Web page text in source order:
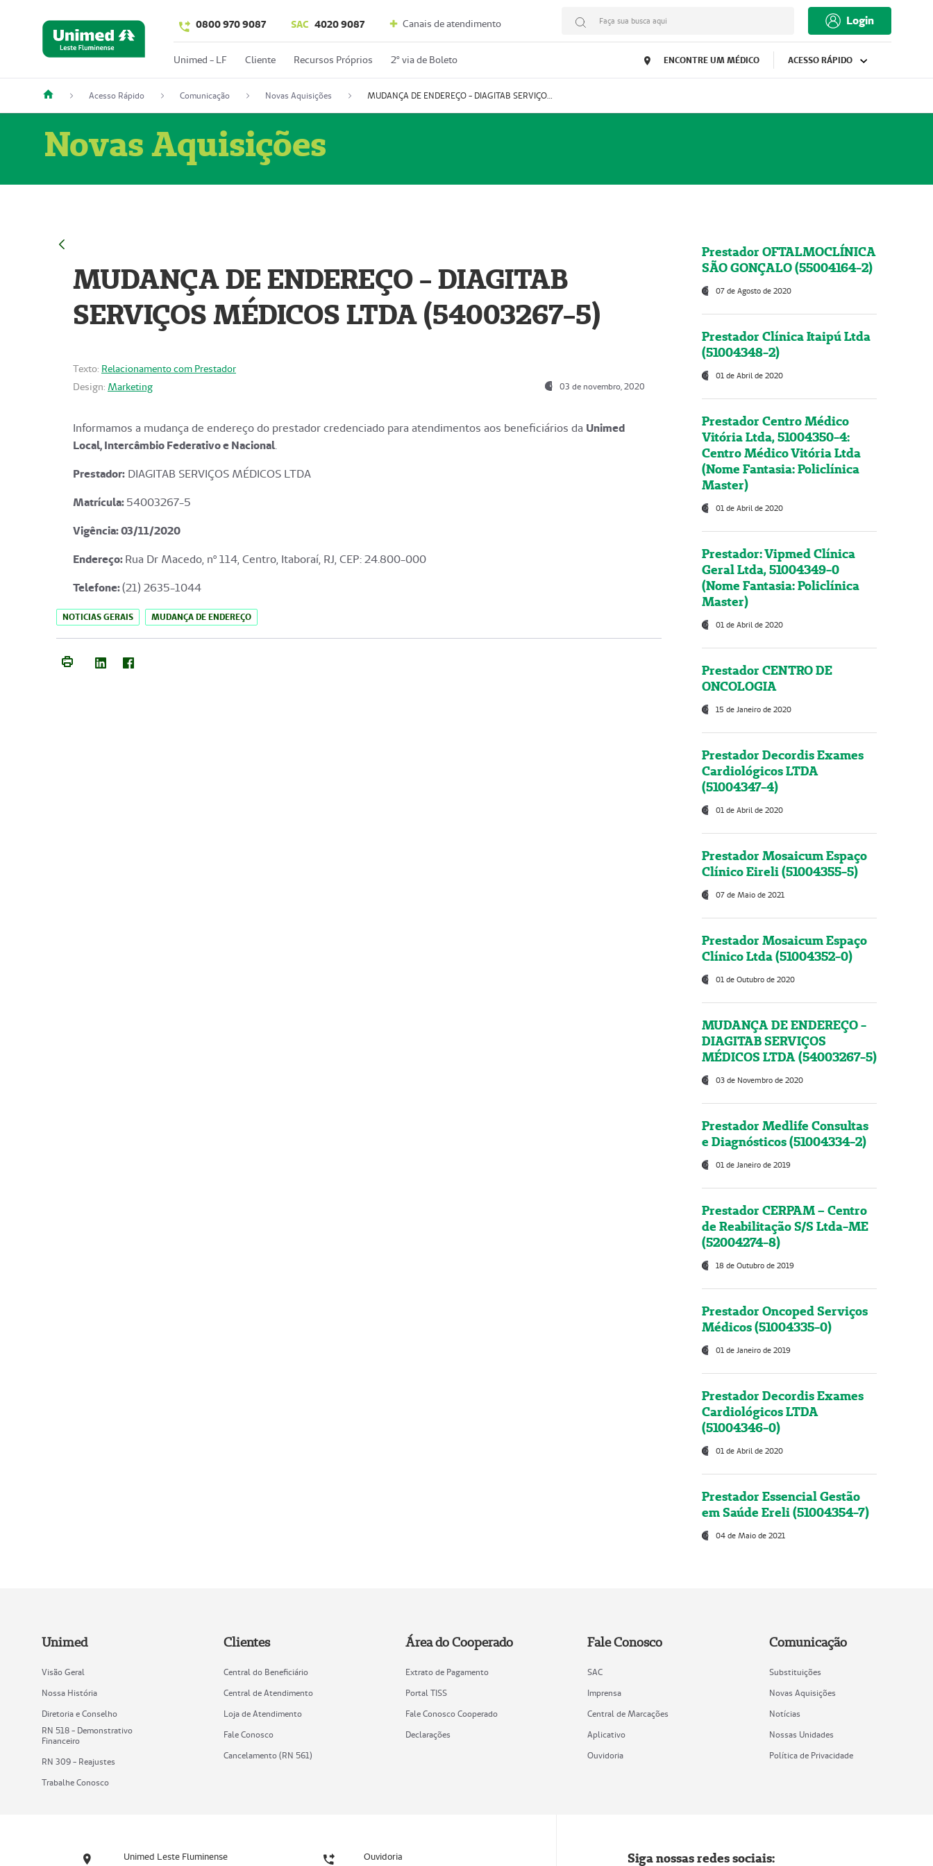
0800 970 9087 SAC 4020 9087 Canais de atendimento Faça sua busca aqui Login
Unimed - LF Cliente Recursos Próprios 2º via de Boleto ENCONTRE UM MÉDICO ACESSO RÁPIDO
Acesso Rápido Comunicação Novas Aquisições MUDANÇA DE ENDEREÇO - DIAGITAB SERVIÇOS MÉDICOS LTDA (54003267-5)
Novas Aquisições
MUDANÇA DE ENDEREÇO - DIAGITAB
SERVIÇOS MÉDICOS LTDA (54003267-5)
Texto: Relacionamento com Prestador
Design: Marketing 03 de novembro, 2020
Informamos a mudança de endereço do prestador credenciado para atendimentos aos beneficiários da Unimed
Local, Intercâmbio Federativo e Nacional.
Prestador: DIAGITAB SERVIÇOS MÉDICOS LTDA
Matrícula:54003267-5
Vigência: 03/11/2020
Endereço:Rua Dr Macedo, nº 114, Centro, Itaboraí, RJ, CEP: 24.800-000
Telefone:(21) 2635-1044
NOTICIAS GERAIS MUDANÇA DE ENDEREÇO
Prestador OFTALMOCLÍNICA
SÃO GONÇALO (55004164-2)
07 de Agosto de 2020
Prestador Clínica Itaipú Ltda
(51004348-2)
01 de Abril de 2020
Prestador Centro Médico
Vitória Ltda, 51004350-4:
Centro Médico Vitória Ltda
(Nome Fantasia: Policlínica
Master)
01 de Abril de 2020
Prestador: Vipmed Clínica
Geral Ltda, 51004349-0
(Nome Fantasia: Policlínica
Master)
01 de Abril de 2020
Prestador CENTRO DE
ONCOLOGIA
15 de Janeiro de 2020
Prestador Decordis Exames
Cardiológicos LTDA
(51004347-4)
01 de Abril de 2020
Prestador Mosaicum Espaço
Clínico Eireli (51004355-5)
07 de Maio de 2021
Prestador Mosaicum Espaço
Clínico Ltda (51004352-0)
01 de Outubro de 2020
MUDANÇA DE ENDEREÇO -
DIAGITAB SERVIÇOS
MÉDICOS LTDA (54003267-5)
03 de Novembro de 2020
Prestador Medlife Consultas
e Diagnósticos (51004334-2)
01 de Janeiro de 2019
Prestador CERPAM – Centro
de Reabilitação S/S Ltda-ME
(52004274-8)
18 de Outubro de 2019
Prestador Oncoped Serviços
Médicos (51004335-0)
01 de Janeiro de 2019
Prestador Decordis Exames
Cardiológicos LTDA
(51004346-0)
01 de Abril de 2020
Prestador Essencial Gestão
em Saúde Ereli (51004354-7)
04 de Maio de 2021
Unimed
Visão Geral
Nossa História
Diretoria e Conselho
RN 518 - Demonstrativo
Financeiro
RN 309 - Reajustes
Trabalhe Conosco
Clientes
Central do Beneficiário
Central de Atendimento
Loja de Atendimento
Fale Conosco
Cancelamento (RN 561)
Área do Cooperado
Extrato de Pagamento
Portal TISS
Fale Conosco Cooperado
Declarações
Fale Conosco
SAC
Imprensa
Central de Marcações
Aplicativo
Ouvidoria
Comunicação
Substituições
Novas Aquisições
Notícias
Nossas Unidades
Política de Privacidade
Unimed Leste Fluminense Ouvidoria Siga nossas redes sociais: